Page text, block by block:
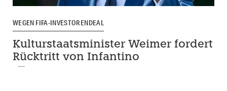
WEGEN FIFA-INVESTORENDEAL
Kulturstaatsminister Weimer fordert
Rücktritt von Infantino